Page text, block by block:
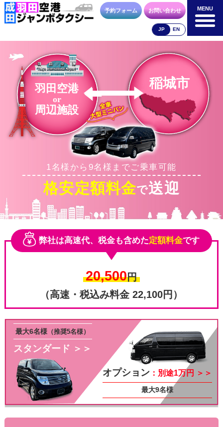
MENU
成田空港
料金表
空港送迎以外
料金表
車種・荷物 お支払方法 合流方法
お問合せ 予約フォーム
その他
予約フォーム お問い合わせ
JP EN
MENU
羽田空港
or
周辺施設
稲城市
1名様から9名様までご乗車可能
格安定額料金で送迎
弊社は高速代、税金も含めた定額料金です
20,500円
（高速・税込み料金 22,100円）
スタンダード ＞＞
最大6名様 （推奨5名様）
オプション ：別途1万円 ＞＞
最大9名様